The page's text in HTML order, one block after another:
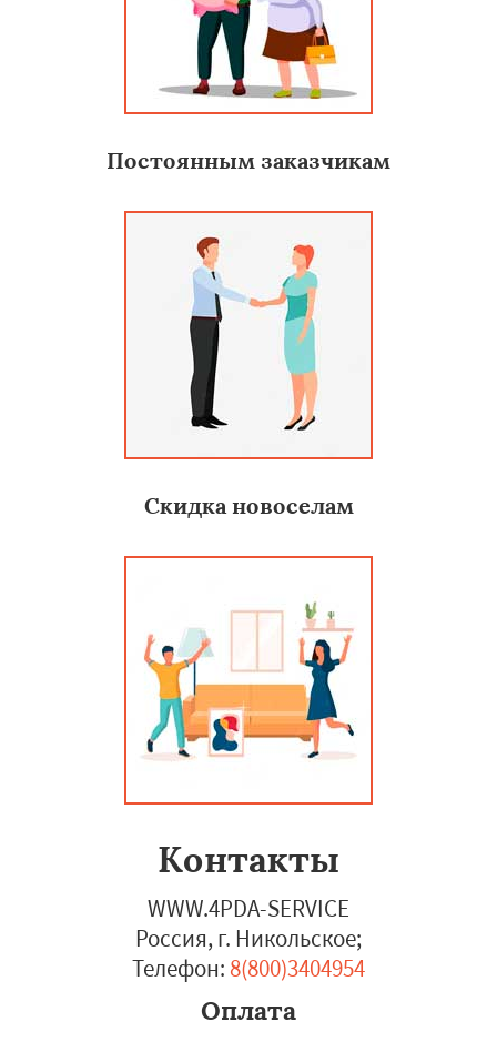
Постоянным заказчикам
Скидка новоселам
Контакты
WWW.4PDA-SERVICE
Россия, г. Никольское;
Телефон: 8(800)3404954
Оплата